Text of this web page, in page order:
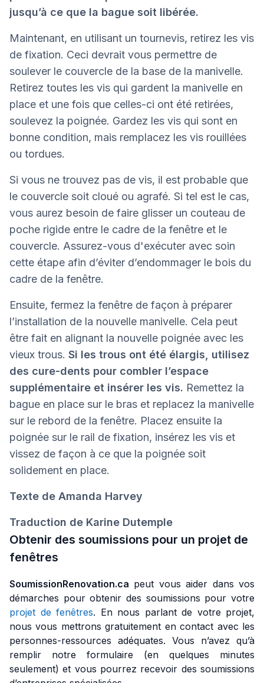
jusqu’à ce que la bague soit libérée.
Maintenant, en utilisant un tournevis, retirez les vis
de fixation. Ceci devrait vous permettre de
soulever le couvercle de la base de la manivelle.
Retirez toutes les vis qui gardent la manivelle en
place et une fois que celles-ci ont été retirées,
soulevez la poignée. Gardez les vis qui sont en
bonne condition, mais remplacez les vis rouillées
ou tordues.
Si vous ne trouvez pas de vis, il est probable que
le couvercle soit cloué ou agrafé. Si tel est le cas,
vous aurez besoin de faire glisser un couteau de
poche rigide entre le cadre de la fenêtre et le
couvercle. Assurez-vous d'exécuter avec soin
cette étape afin d’éviter d’endommager le bois du
cadre de la fenêtre.
Ensuite, fermez la fenêtre de façon à préparer
l’installation de la nouvelle manivelle. Cela peut
être fait en alignant la nouvelle poignée avec les
vieux trous. Si les trous ont été élargis, utilisez
des cure-dents pour combler l’espace
supplémentaire et insérer les vis. Remettez la
bague en place sur le bras et replacez la manivelle
sur le rebord de la fenêtre. Placez ensuite la
poignée sur le rail de fixation, insérez les vis et
vissez de façon à ce que la poignée soit
solidement en place.
Texte de Amanda Harvey
Traduction de Karine Dutemple
Obtenir des soumissions pour un projet de
fenêtres
SoumissionRenovation.ca peut vous aider dans vos
démarches pour obtenir des soumissions pour votre
projet de fenêtres. En nous parlant de votre projet,
nous vous mettrons gratuitement en contact avec les
personnes-ressources adéquates. Vous n’avez qu’à
remplir notre formulaire (en quelques minutes
seulement) et vous pourrez recevoir des soumissions